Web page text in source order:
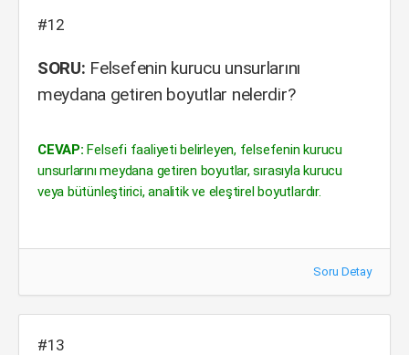
#12
SORU: Felsefenin kurucu unsurlarını
meydana getiren boyutlar nelerdir?
CEVAP: Felsefi faaliyeti belirleyen, felsefenin kurucu
unsurlarını meydana getiren boyutlar, sırasıyla kurucu
veya bütünleştirici, analitik ve eleştirel boyutlardır.
Soru Detay
#13